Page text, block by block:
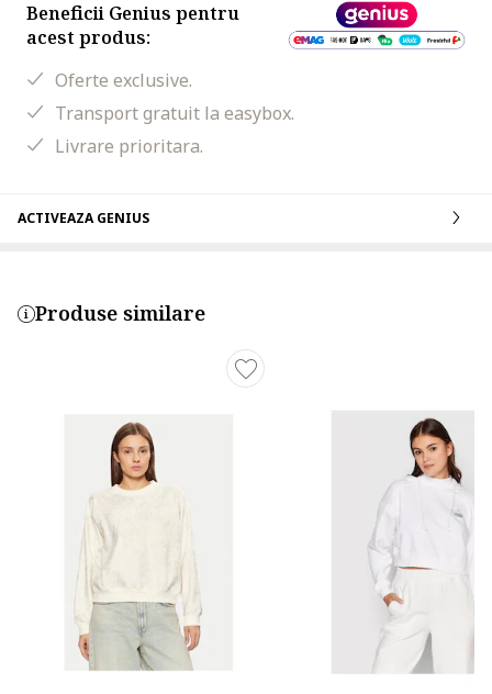
Beneficii Genius pentru
acest produs:
Oferte exclusive.
Transport gratuit la easybox.
Livrare prioritara.
ACTIVEAZA GENIUS
Produse similare